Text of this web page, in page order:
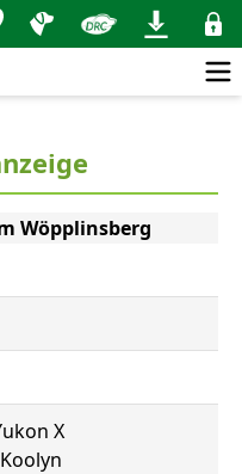
Wöpplinsberg
X